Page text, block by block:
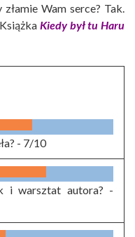
Wam serce? Tak.
Kiedy był tu Haru
- 7/10
i warsztat autora? -